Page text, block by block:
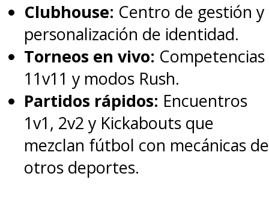
Clubhouse: Centro de gestión y
personalización de identidad.
Torneos en vivo: Competencias
11v11 y modos Rush.
Partidos rápidos: Encuentros
1v1, 2v2 y Kickabouts que
mezclan fútbol con mecánicas de
otros deportes.